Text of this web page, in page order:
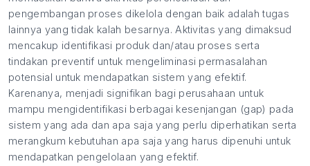
pengembangan proses dikelola dengan baik adalah tugas
lainnya yang tidak kalah besarnya. Aktivitas yang dimaksud
mencakup identifikasi produk dan/atau proses serta
tindakan preventif untuk mengeliminasi permasalahan
potensial untuk mendapatkan sistem yang efektif.
Karenanya, menjadi signifikan bagi perusahaan untuk
mampu mengidentifikasi berbagai kesenjangan (gap) pada
sistem yang ada dan apa saja yang perlu diperhatikan serta
merangkum kebutuhan apa saja yang harus dipenuhi untuk
mendapatkan pengelolaan yang efektif.